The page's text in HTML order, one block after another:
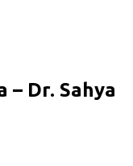
– Dr. Sahya